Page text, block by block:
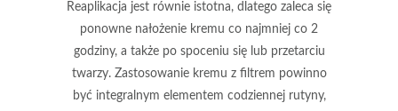
Reaplikacja jest równie istotna, dlatego zaleca się
ponowne nałożenie kremu co najmniej co 2
godziny, a także po spoceniu się lub przetarciu
twarzy. Zastosowanie kremu z filtrem powinno
być integralnym elementem codziennej rutyny,